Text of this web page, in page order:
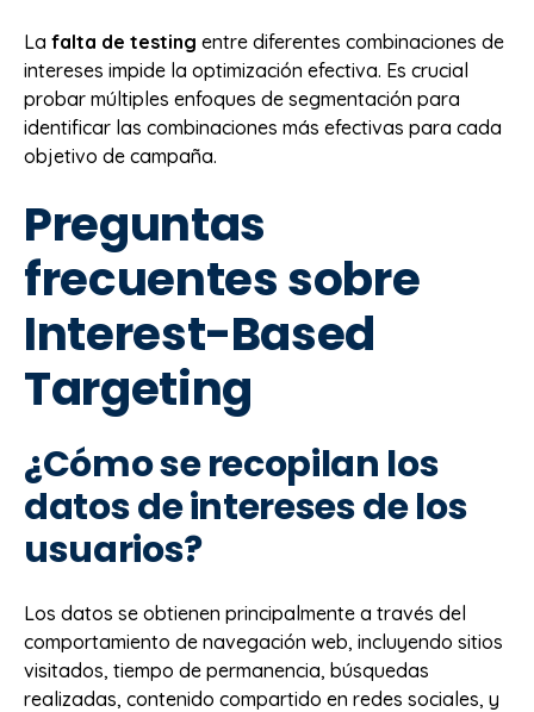
La falta de testing entre diferentes combinaciones de
intereses impide la optimización efectiva. Es crucial
probar múltiples enfoques de segmentación para
identificar las combinaciones más efectivas para cada
objetivo de campaña.
Preguntas
frecuentes sobre
Interest-Based
Targeting
¿Cómo se recopilan los
datos de intereses de los
usuarios?
Los datos se obtienen principalmente a través del
comportamiento de navegación web, incluyendo sitios
visitados, tiempo de permanencia, búsquedas
realizadas, contenido compartido en redes sociales, y